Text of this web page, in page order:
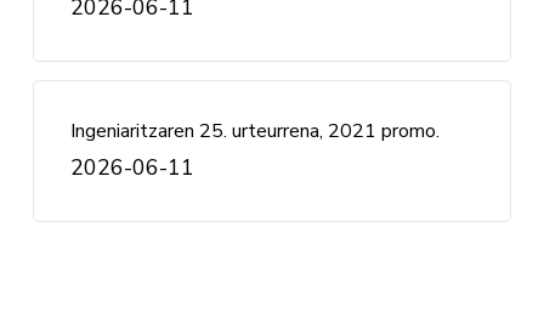
2026-06-11
Ingeniaritzaren 25. urteurrena, 2021 promo.
2026-06-11